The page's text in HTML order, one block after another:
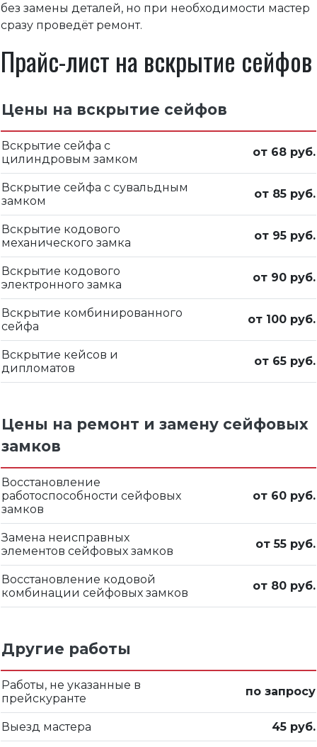
без замены деталей, но при необходимости мастер
сразу проведёт ремонт.
Прайс-лист на вскрытие сейфов
Цены на вскрытие сейфов
Вскрытие сейфа с
цилиндровым замком
от 68 руб.
Вскрытие сейфа с сувальдным
замком
от 85 руб.
Вскрытие кодового
механического замка
от 95 руб.
Вскрытие кодового
электронного замка
от 90 руб.
Вскрытие комбинированного
сейфа
от 100 руб.
Вскрытие кейсов и
дипломатов
от 65 руб.
Цены на ремонт и замену сейфовых
замков
Восстановление
работоспособности сейфовых
замков
от 60 руб.
Замена неисправных
элементов сейфовых замков
от 55 руб.
Восстановление кодовой
комбинации сейфовых замков
от 80 руб.
Другие работы
Работы, не указанные в
прейскуранте
по запросу
Выезд мастера 45 руб.